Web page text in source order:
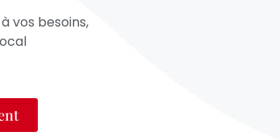
vos besoins,